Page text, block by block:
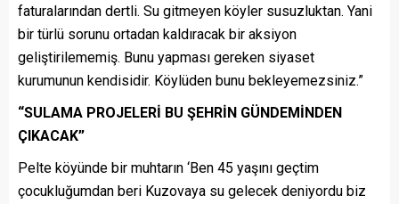
faturalarından dertli. Su gitmeyen köyler susuzluktan. Yani
bir türlü sorunu ortadan kaldıracak bir aksiyon
geliştirilememiş. Bunu yapması gereken siyaset
kurumunun kendisidir. Köylüden bunu bekleyemezsiniz.”
“SULAMA PROJELERİ BU ŞEHRİN GÜNDEMİNDEN
ÇIKACAK”
Pelte köyünde bir muhtarın ‘Ben 45 yaşını geçtim
çocukluğumdan beri Kuzovaya su gelecek deniyordu biz